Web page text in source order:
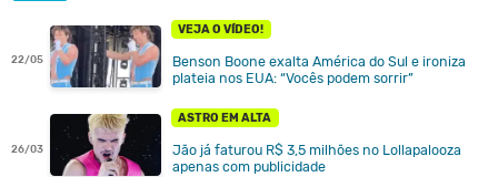
22/05
VEJA O VÍDEO!
Benson Boone exalta América do Sul e ironiza
plateia nos EUA: “Vocês podem sorrir”
26/03
ASTRO EM ALTA
Jão já faturou R$ 3,5 milhões no Lollapalooza
apenas com publicidade